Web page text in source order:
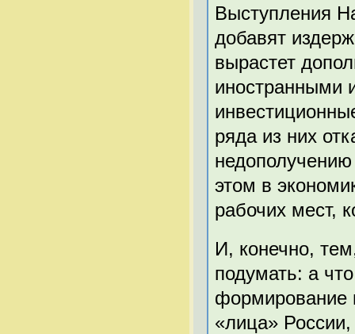
Выступления
добавят
вырастет
иностранными
ряда из них
этом в
рабочих мест,
И, конечно,
подумать: а
формирование
«лица» России,